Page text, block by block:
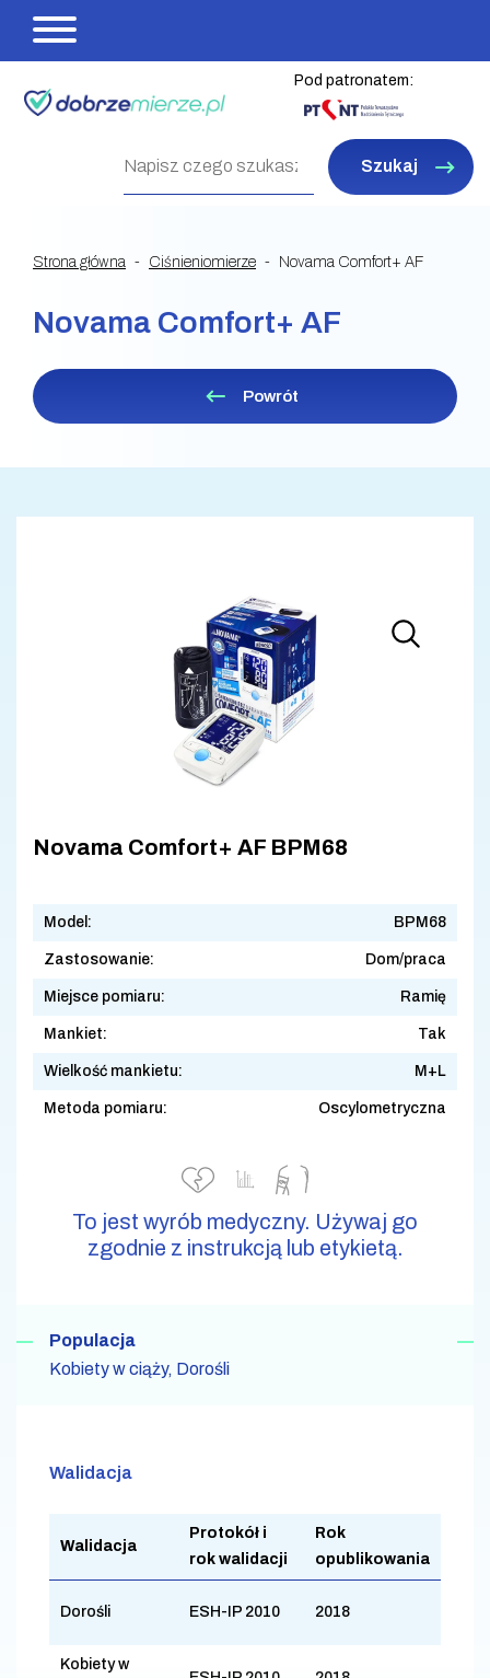
Pod patronatem:
Szukaj
Strona główna Ciśnieniomierze Novama Comfort+ AF
Novama Comfort+ AF
Powrót
Novama Comfort+ AF BPM68
Model: BPM68
Zastosowanie: Dom/praca
Miejsce pomiaru: Ramię
Mankiet: Tak
Wielkość mankietu: M+L
Metoda pomiaru: Oscylometryczna
To jest wyrób medyczny. Używaj go
zgodnie z instrukcją lub etykietą.
Populacja
Kobiety w ciąży, Dorośli
Walidacja
Walidacja
Protokół i
rok walidacji
Rok
opublikowania
Dorośli ESH-IP 2010 2018
Kobiety w